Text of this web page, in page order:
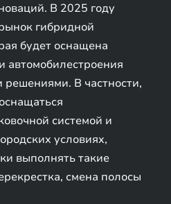
В 2025 году
гибридной
будет оснащена
автомобилестроения
В частности,
системой и
условиях,
выполнять такие
смена полосы